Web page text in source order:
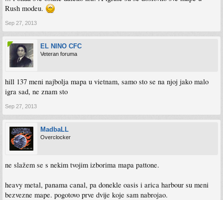
Rush modeu.
Sep 27, 2013
EL NINO CFC
Veteran foruma
hill 137 meni najbolja mapa u vietnam, samo sto se na njoj jako malo
igra sad, ne znam sto
Sep 27, 2013
MadbaLL
Overclocker
ne slažem se s nekim tvojim izborima mapa pattone.
heavy metal, panama canal, pa donekle oasis i arica harbour su meni
bezvezne mape. pogotovo prve dvije koje sam nabrojao.